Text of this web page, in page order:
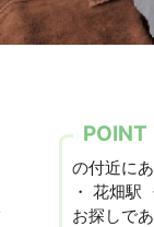
POINT
の付近に
・ 花畑駅
お探しで